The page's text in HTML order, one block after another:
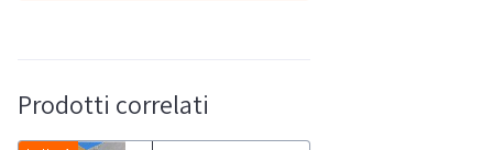
Prodotti correlati